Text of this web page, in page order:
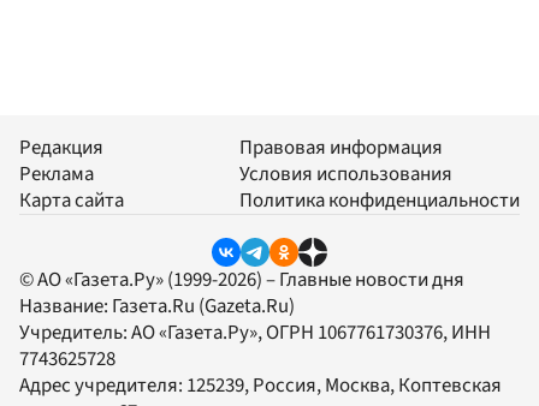
Редакция
Реклама
Карта сайта
Правовая информация
Условия использования
Политика конфиденциальности
© АО «Газета.Ру» (1999-2026) – Главные новости дня
Название: Газета.Ru (Gazeta.Ru)
Учредитель:АО «Газета.Ру», ОГРН 1067761730376, ИНН
7743625728
Адрес учредителя: 125239, Россия, Москва, Коптевская